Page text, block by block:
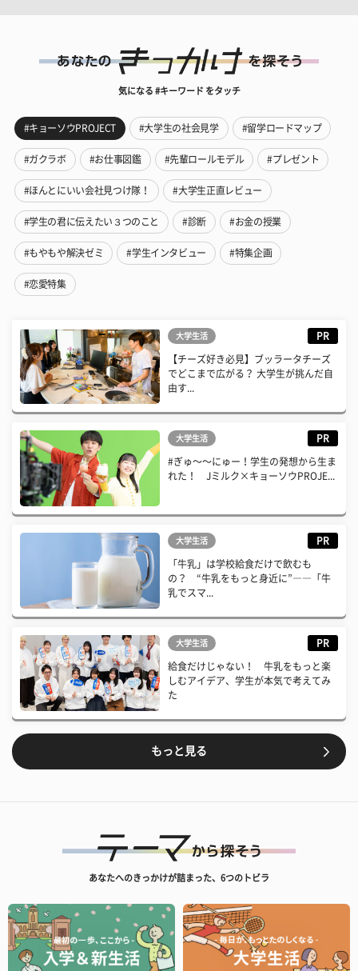
気になる #キーワード をタッチ
#キョーソウPROJECT #大学生の社会見学 #留学ロードマップ
#ガクラボ #お仕事図鑑 #先輩ロールモデル #プレゼント
#ほんとにいい会社見つけ隊！ #大学生正直レビュー
#学生の君に伝えたい３つのこと #診断 #お金の授業
#もやもや解決ゼミ #学生インタビュー #特集企画
#恋愛特集
大学生活 PR
【チーズ好き必見】ブッラータチーズ
でどこまで広がる？ 大学生が挑んだ自
由す...
大学生活 PR
#ぎゅ〜〜にゅー！学生の発想から生ま
れた！ Jミルク×キョーソウPROJE...
大学生活 PR
「牛乳」は学校給食だけで飲むも
の？ “牛乳をもっと身近に”――「牛
乳でスマ...
大学生活 PR
給食だけじゃない！ 牛乳をもっと楽
しむアイデア、学生が本気で考えてみ
た
もっと見る
あなたへのきっかけが詰まった、6つのトビラ